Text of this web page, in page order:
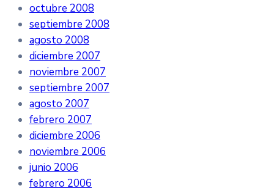
octubre 2008
septiembre 2008
agosto 2008
diciembre 2007
noviembre 2007
septiembre 2007
agosto 2007
febrero 2007
diciembre 2006
noviembre 2006
junio 2006
febrero 2006